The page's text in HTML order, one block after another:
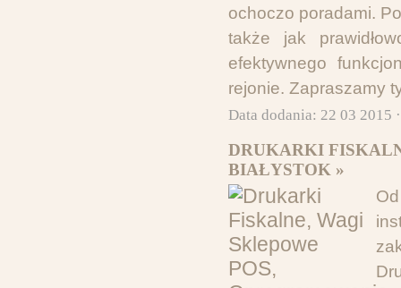
ochoczo poradami.
także jak
efektywnego
rejonie. Zapraszamy
Data dodania: 22 03 2015
DRUKARKI
BIAŁYSTOK »